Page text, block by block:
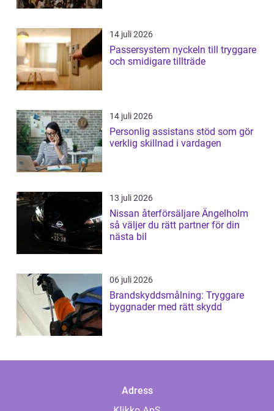
14 juli 2026
Passersystem nyckeln till tryggare
och smidigare tillträde
14 juli 2026
Personlig assistans stöd som gör
verklig skillnad i vardagen
13 juli 2026
Nissan återförsäljare Ängelholm
så väljer du rätt partner för din
nästa bil
06 juli 2026
Brandskyddsmålning: Tryggare
byggnader med rätt skydd
Adress